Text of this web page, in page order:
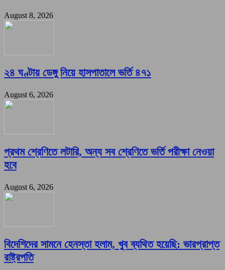
August 8, 2026
২৪ ঘণ্টায় ডেঙ্গু নিয়ে হাসপাতালে ভর্তি ৪৭১
August 6, 2026
প্রথম শ্রেণিতে লটারি, অন্য সব শ্রেণিতে ভর্তি পরীক্ষা নেওয়া
হবে
August 6, 2026
বিদেশিদের সামনে হেনস্তা হলাম, খুব ব্যথিত হয়েছি: ভারপ্রাপ্ত
রাষ্ট্রপতি